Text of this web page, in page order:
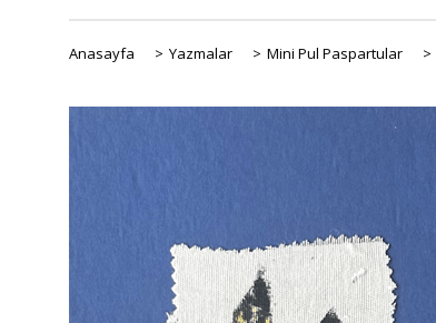
Anasayfa > Yazmalar > Mini Pul Paspartular >